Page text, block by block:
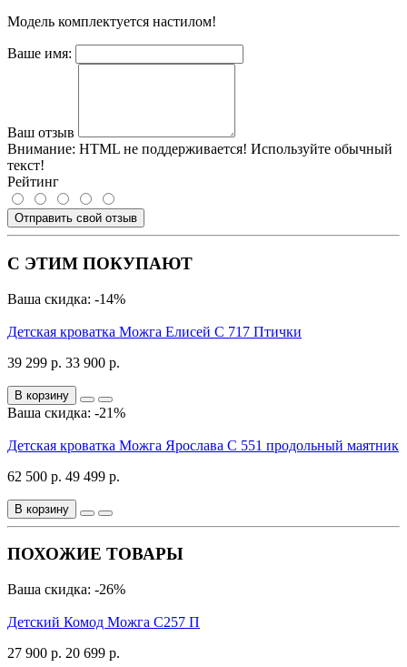
Модель комплектуется настилом!
Ваше имя:
Ваш отзыв
Внимание: HTML не поддерживается! Используйте обычный
текст!
Рейтинг
Отправить свой отзыв
С ЭТИМ ПОКУПАЮТ
Ваша скидка: -14%
Детская кроватка Можга Елисей С 717 Птички
39 299 р. 33 900 р.
В корзину
Ваша скидка: -21%
Детская кроватка Можга Ярослава С 551 продольный маятник
62 500 р. 49 499 р.
В корзину
ПОХОЖИЕ ТОВАРЫ
Ваша скидка: -26%
Детский Комод Можга С257 П
27 900 р. 20 699 р.